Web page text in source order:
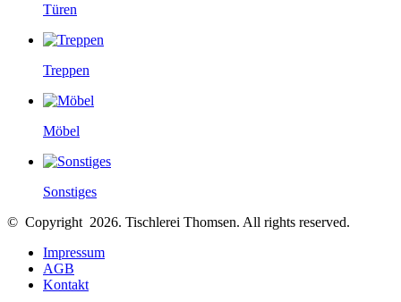
Türen
Treppen
Möbel
Sonstiges
© Copyright 2026. Tischlerei Thomsen. All rights reserved.
Impressum
AGB
Kontakt